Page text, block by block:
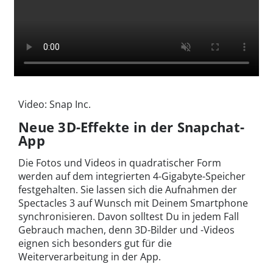
Video: Snap Inc.
Neue 3D-Effekte in der Snapchat-
App
Die Fotos und Videos in quadratischer Form
werden auf dem integrierten 4-Gigabyte-Speicher
festgehalten. Sie lassen sich die Aufnahmen der
Spectacles 3 auf Wunsch mit Deinem Smartphone
synchronisieren. Davon solltest Du in jedem Fall
Gebrauch machen, denn 3D-Bilder und -Videos
eignen sich besonders gut für die
Weiterverarbeitung in der App.